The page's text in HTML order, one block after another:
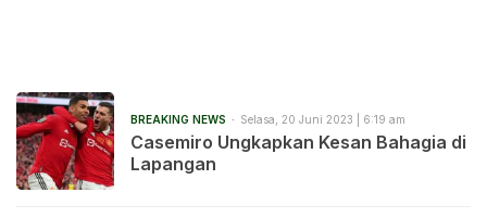
BREAKING NEWS Selasa, 20 Juni 2023 | 6:19 am
Casemiro Ungkapkan Kesan Bahagia di
Lapangan